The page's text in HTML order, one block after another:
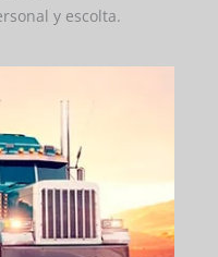
y escolta.